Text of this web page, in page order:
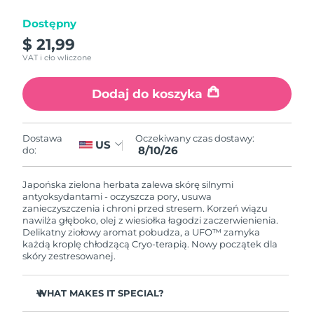
Dostępny
$ 21,99
VAT i cło wliczone
Dodaj do koszyka
Dostawa
do:
US Oczekiwany czas dostawy:
8/10/26
Japońska zielona herbata zalewa skórę silnymi
antyoksydantami - oczyszcza pory, usuwa
zanieczyszczenia i chroni przed stresem. Korzeń wiązu
nawilża głęboko, olej z wiesiołka łagodzi zaczerwienienia.
Delikatny ziołowy aromat pobudza, a UFO™ zamyka
każdą kroplę chłodzącą Cryo-terapią. Nowy początek dla
skóry zestresowanej.
WHAT MAKES IT SPECIAL?
Izrael
Włochy
8/9/26
Oczekiwany czas dostawy
8/12/26
Jersey
Oczekiwany czas dostawy
8/14/26
Kazachstan
Oczekiwany czas dostawy
8/11/26
Kuwejt
Oczekiwany czas dostawy
8/9/26
Oczekiwany czas dostawy